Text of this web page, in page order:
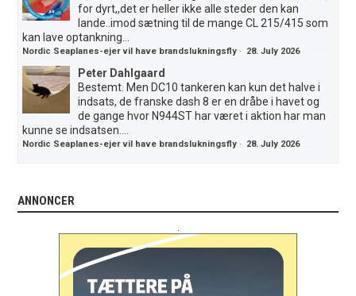
for dyrt,,det er heller ikke alle steder den kan
lande..imod sætning til de mange CL 215/415 som
kan lave optankning...
Nordic Seaplanes-ejer vil have brandslukningsfly · 28. July 2026
Peter Dahlgaard
Bestemt. Men DC10 tankeren kan kun det halve i
indsats, de franske dash 8 er en dråbe i havet og
de gange hvor N944ST har været i aktion har man
kunne se indsatsen....
Nordic Seaplanes-ejer vil have brandslukningsfly · 28. July 2026
ANNONCER